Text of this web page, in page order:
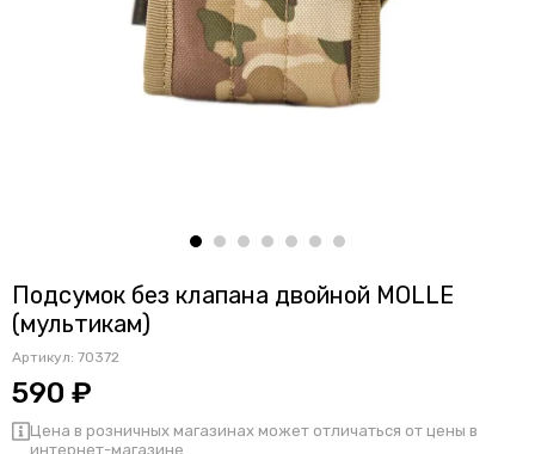
Подсумок без клапана двойной MOLLE
(мультикам)
Артикул: 70372
590 ₽
Цена в розничных магазинах может отличаться от цены в
интернет-магазине